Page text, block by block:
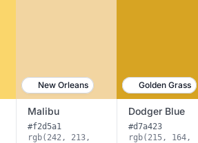
New Orleans Golden Grass
Malibu
#f2d5a1
rgb(242, 213,
Dodger Blue
#d7a423
rgb(215, 164,